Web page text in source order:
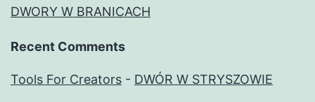
DWORY W BRANICACH
Recent Comments
Tools For Creators - DWÓR W STRYSZOWIE